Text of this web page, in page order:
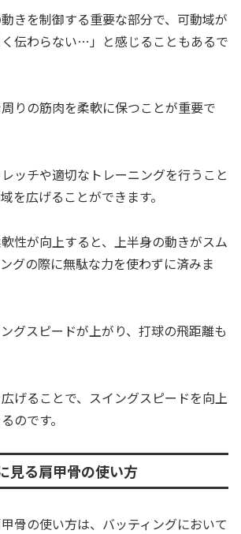
きを制御する重要な部分で、可動域が
伝わらない…」と感じることもあるで
りの筋肉を柔軟に保つことが重要で
ッチや適切なトレーニングを行うこと
を広げることができます。
性が向上すると、上半身の動きがスム
グの際に無駄な力を使わずに済みま
グスピードが上がり、打球の飛距離も
げることで、スイングスピードを向上
のです。
見る肩甲骨の使い方
骨の使い方は、バッティングにおいて